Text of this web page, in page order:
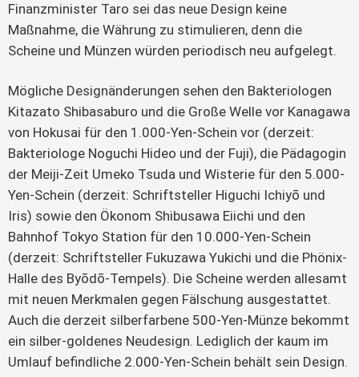
Finanzminister Taro sei das neue Design keine
Maßnahme, die Währung zu stimulieren, denn die
Scheine und Münzen würden periodisch neu aufgelegt.
Mögliche Designänderungen sehen den Bakteriologen
Kitazato Shibasaburo und die Große Welle vor Kanagawa
von Hokusai für den 1.000-Yen-Schein vor (derzeit:
Bakteriologe Noguchi Hideo und der Fuji), die Pädagogin
der Meiji-Zeit Umeko Tsuda und Wisterie für den 5.000-
Yen-Schein (derzeit: Schriftsteller Higuchi Ichiyō und
Iris) sowie den Ökonom Shibusawa Eiichi und den
Bahnhof Tokyo Station für den 10.000-Yen-Schein
(derzeit: Schriftsteller Fukuzawa Yukichi und die Phönix-
Halle des Byōdō-Tempels). Die Scheine werden allesamt
mit neuen Merkmalen gegen Fälschung ausgestattet.
Auch die derzeit silberfarbene 500-Yen-Münze bekommt
ein silber-goldenes Neudesign. Lediglich der kaum im
Umlauf befindliche 2.000-Yen-Schein behält sein Design.